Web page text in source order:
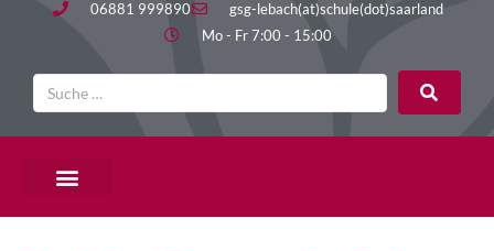
06881 999890
gsg-lebach(at)schule(dot)saarland
Mo - Fr 7:00 - 15:00